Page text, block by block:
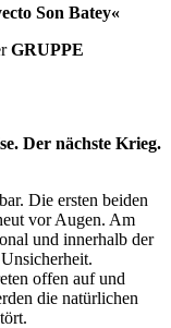
Son Batey«
GRUPPE
Der nächste Krieg.
Die ersten beiden
vor Augen. Am
und innerhalb der
offen auf und
die natürlichen